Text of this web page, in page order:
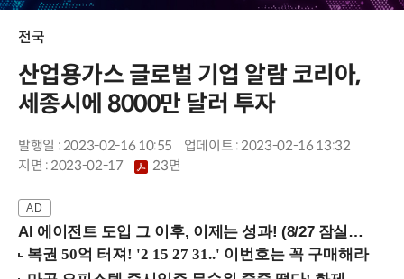
전국
산업용가스 글로벌 기업 알람 코리아,
세종시에 8000만 달러 투자
발행일 : 2023-02-16 10:55
업데이트 : 2023-02-16 13:32
지면 :2023-02-17 23면
AI 에이전트 도입 그 이후, 이제는 성과! (8/27 잠실역)